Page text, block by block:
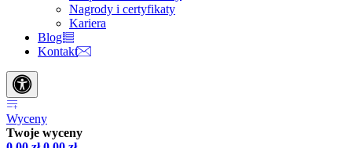
Nagrody i certyfikaty
Kariera
Blog
Kontakt
Wyceny
Twoje wyceny